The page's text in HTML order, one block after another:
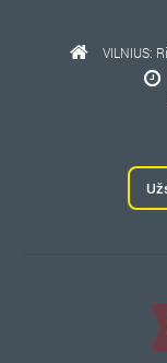
VILNIUS: